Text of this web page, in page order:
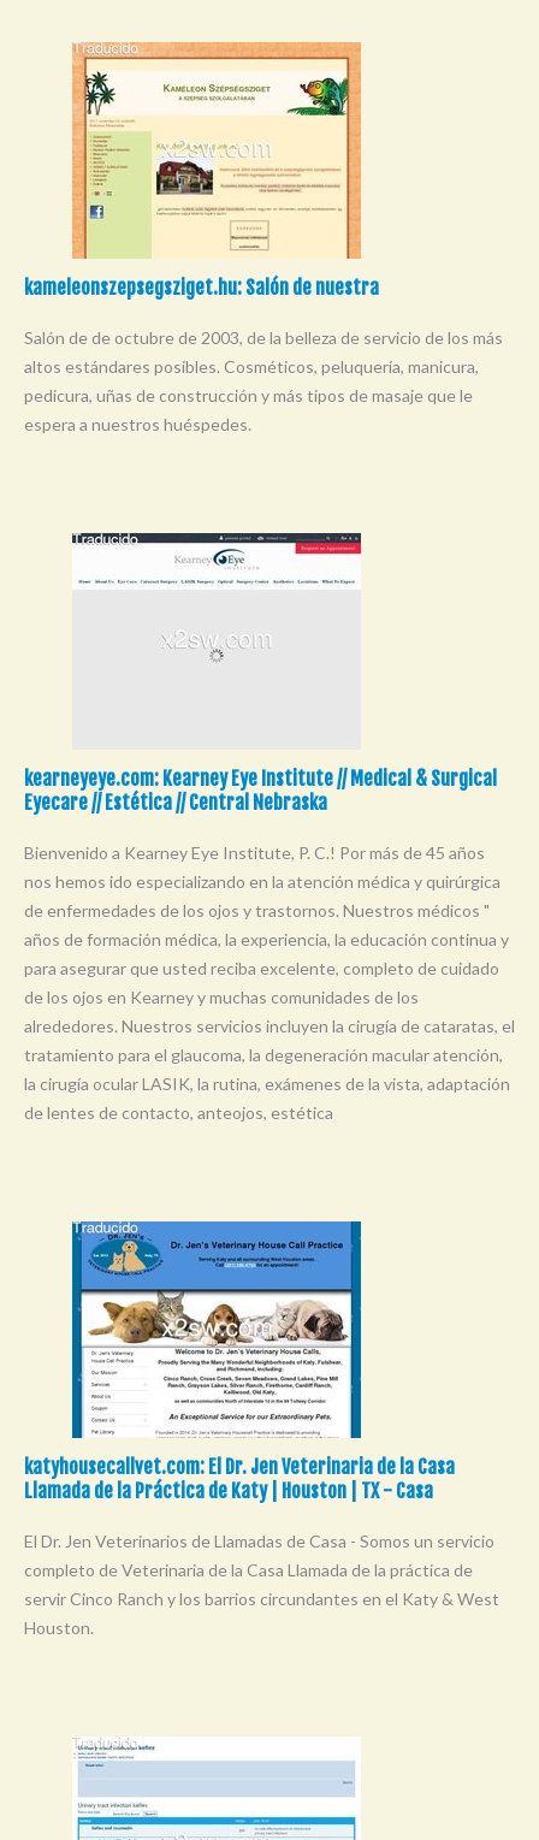
kameleonszepsegsziget.hu: Salón de nuestra
Salón de de octubre de 2003, de la belleza de servicio de los más
altos estándares posibles. Cosméticos, peluquería, manicura,
pedicura, uñas de construcción y más tipos de masaje que le
espera a nuestros huéspedes.
kearneyeye.com: Kearney Eye Institute // Medical & Surgical
Eyecare // Estética // Central Nebraska
Bienvenido a Kearney Eye Institute, P. C.! Por más de 45 años
nos hemos ido especializando en la atención médica y quirúrgica
de enfermedades de los ojos y trastornos. Nuestros médicos "
años de formación médica, la experiencia, la educación continua y
para asegurar que usted reciba excelente, completo de cuidado
de los ojos en Kearney y muchas comunidades de los
alrededores. Nuestros servicios incluyen la cirugía de cataratas, el
tratamiento para el glaucoma, la degeneración macular atención,
la cirugía ocular LASIK, la rutina, exámenes de la vista, adaptación
de lentes de contacto, anteojos, estética
katyhousecallvet.com: El Dr. Jen Veterinaria de la Casa
Llamada de la Práctica de Katy | Houston | TX - Casa
El Dr. Jen Veterinarios de Llamadas de Casa - Somos un servicio
completo de Veterinaria de la Casa Llamada de la práctica de
servir Cinco Ranch y los barrios circundantes en el Katy & West
Houston.